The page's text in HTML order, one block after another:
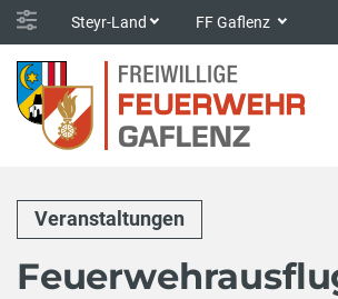
Steyr-Land FF Gaflenz
Veranstaltungen